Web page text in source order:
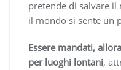
pretende di salvare
il mondo si sente un
Essere mandati,
per luoghi lontani,